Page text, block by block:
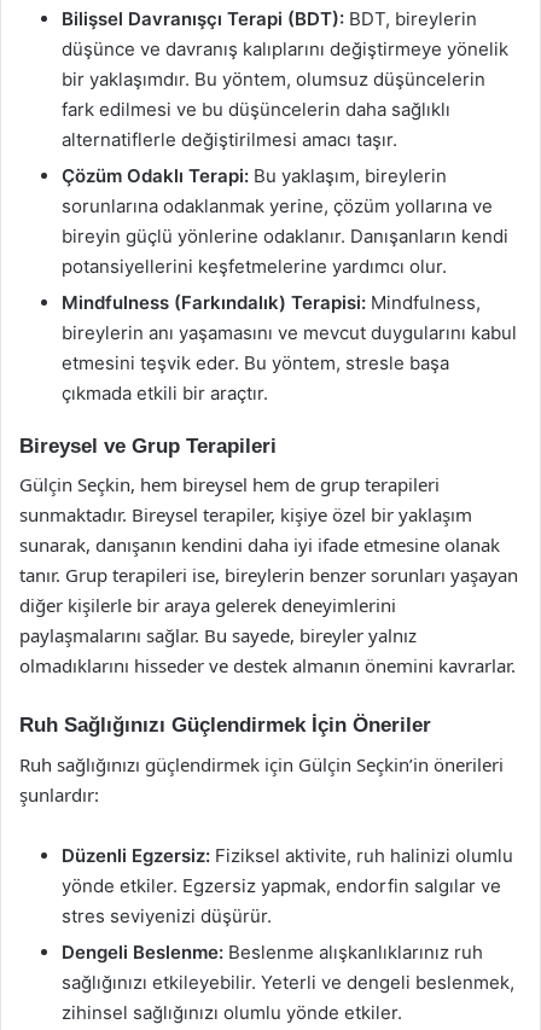
Bilişsel Davranışçı Terapi (BDT): BDT, bireylerin
düşünce ve davranış kalıplarını değiştirmeye yönelik
bir yaklaşımdır. Bu yöntem, olumsuz düşüncelerin
fark edilmesi ve bu düşüncelerin daha sağlıklı
alternatiflerle değiştirilmesi amacı taşır.
Çözüm Odaklı Terapi: Bu yaklaşım, bireylerin
sorunlarına odaklanmak yerine, çözüm yollarına ve
bireyin güçlü yönlerine odaklanır. Danışanların kendi
potansiyellerini keşfetmelerine yardımcı olur.
Mindfulness (Farkındalık) Terapisi: Mindfulness,
bireylerin anı yaşamasını ve mevcut duygularını kabul
etmesini teşvik eder. Bu yöntem, stresle başa
çıkmada etkili bir araçtır.
Bireysel ve Grup Terapileri
Gülçin Seçkin, hem bireysel hem de grup terapileri
sunmaktadır. Bireysel terapiler, kişiye özel bir yaklaşım
sunarak, danışanın kendini daha iyi ifade etmesine olanak
tanır. Grup terapileri ise, bireylerin benzer sorunları yaşayan
diğer kişilerle bir araya gelerek deneyimlerini
paylaşmalarını sağlar. Bu sayede, bireyler yalnız
olmadıklarını hisseder ve destek almanın önemini kavrarlar.
Ruh Sağlığınızı Güçlendirmek İçin Öneriler
Ruh sağlığınızı güçlendirmek için Gülçin Seçkin’in önerileri
şunlardır:
Düzenli Egzersiz: Fiziksel aktivite, ruh halinizi olumlu
yönde etkiler. Egzersiz yapmak, endorfin salgılar ve
stres seviyenizi düşürür.
Dengeli Beslenme: Beslenme alışkanlıklarınız ruh
sağlığınızı etkileyebilir. Yeterli ve dengeli beslenmek,
zihinsel sağlığınızı olumlu yönde etkiler.